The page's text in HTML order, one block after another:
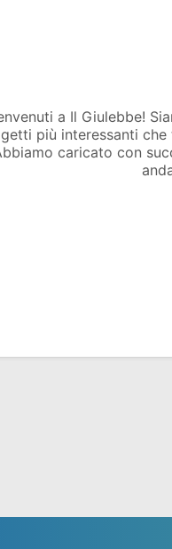
a Il Giulebbe!
più interessanti
caricato con